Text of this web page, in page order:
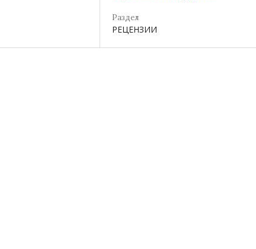
Раздел
РЕЦЕНЗИИ